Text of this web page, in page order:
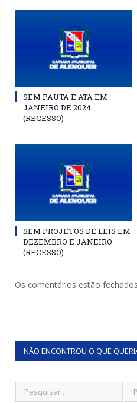
SEM PAUTA E ATA EM
JANEIRO DE 2024
(RECESSO)
SEM PROJETOS DE LEIS EM
DEZEMBRO E JANEIRO
(RECESSO)
Os comentários estão
NÃO ENCONTROU O QUE